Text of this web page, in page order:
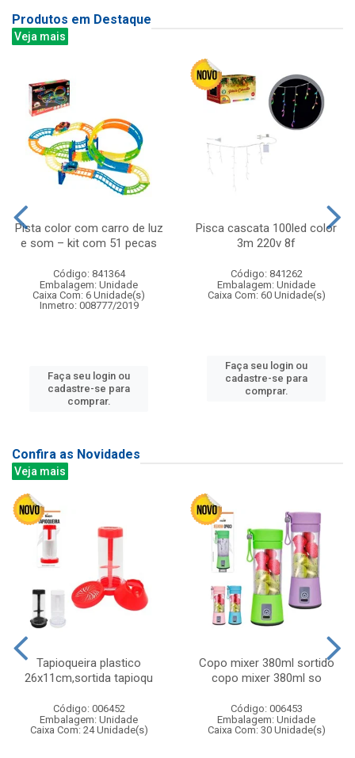
Produtos em Destaque
Veja mais
Pista color com carro de luz
e som – kit com 51 pecas
Código: 841364
Embalagem: Unidade
Caixa Com: 6 Unidade(s)
Inmetro: 008777/2019
Faça seu login ou
cadastre-se para
comprar.
Pisca cascata 100led color
3m 220v 8f
Código: 841262
Embalagem: Unidade
Caixa Com: 60 Unidade(s)
Faça seu login ou
cadastre-se para
comprar.
Confira as Novidades
Veja mais
Tapioqueira plastico
26x11cm,sortida tapioqu
Código: 006452
Embalagem: Unidade
Caixa Com: 24 Unidade(s)
Copo mixer 380ml sortido
copo mixer 380ml so
Código: 006453
Embalagem: Unidade
Caixa Com: 30 Unidade(s)